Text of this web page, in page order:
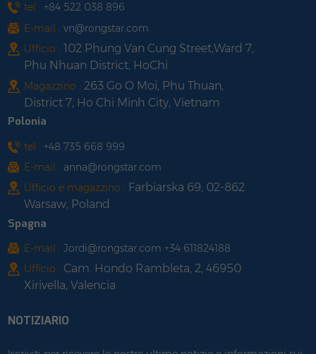
tel : +84 522 038 896
E-mail : vn@rongstar.com
Ufficio : 102 Phung Van Cung Street,Ward 7,
Phu Nhuan District, HoChi
Magazzino : 263 Go O Moi, Phu Thuan,
District 7, Ho Chi Minh City, Vietnam
Polonia
tel : +48 735 668 999
E-mail : anna@rongstar.com
Ufficio e magazzino : Farbiarska 69, 02-862
Warsaw, Poland
Spagna
E-mail : Jordi@rongstar.com +34 611824188
Ufficio : Cam. Hondo Rambleta, 2, 46950
Xirivella, Valencia
NOTIZIARIO